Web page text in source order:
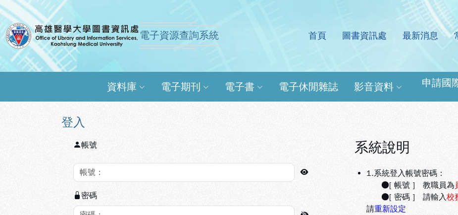
跳到主要內容
:::
高雄醫學大學圖書資訊處電子資源查詢系統
電子資源查詢系統 首頁 圖書資訊處 最新消息
資料庫 電子期刊 電子書 電子休閒雜誌 影音資料 申請國
:::
登入
帳號
密碼
系統說明
1.系統登入帳號密碼：
●[ 帳號 ] 教職員為
●[ 密碼 ] 請輸入校
請重新設定